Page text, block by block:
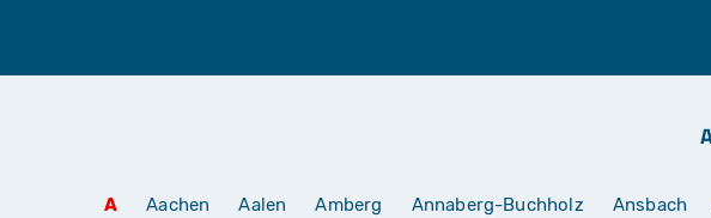
A Aachen Aalen Amberg Annaberg-Buchholz Ansbach